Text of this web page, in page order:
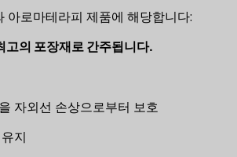
아로마테라피 제품에 해당합니다:
고의 포장재로 간주됩니다.
자외선 손상으로부터 보호
지